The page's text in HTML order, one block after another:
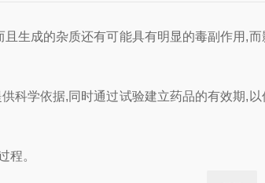
生成的杂质还有可能具有明显的毒副作用,而
学依据,同时通过试验建立药品的有效期,以
程。